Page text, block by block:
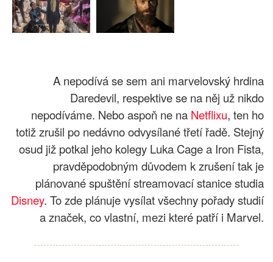
A nepodívá se sem ani marvelovský hrdina
Daredevil, respektive se na něj už nikdo
nepodíváme. Nebo aspoň ne na Netflixu, ten ho
totiž zrušil po nedávno odvysílané třetí řadě. Stejný
osud již potkal jeho kolegy Luka Cage a Iron Fista,
pravděpodobným důvodem k zrušení tak je
plánované spuštění streamovací stanice studia
Disney. To zde plánuje vysílat všechny pořady studií
a značek, co vlastní, mezi které patří i Marvel.